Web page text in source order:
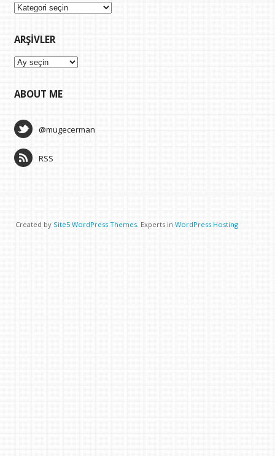
Kategoriler
ARŞIVLER
Arşivler
ABOUT ME
@mugecerman
RSS
Created by Site5 WordPress Themes. Experts in WordPress Hosting